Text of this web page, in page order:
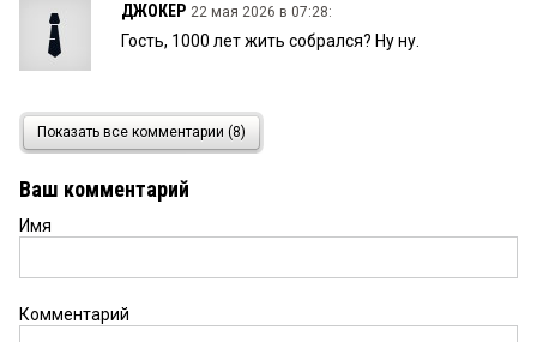
ДЖОКЕР 22 мая 2026 в 07:28:
Гость, 1000 лет жить собрался? Ну ну.
21 мая 2026 в 21:19:
Наблюдаешь? Чо такой злой то? Ну нравицо
Гость 21 мая 2026 в 20:35:
учить надоть. Без прошлого плоховато в
будущем
Показать все комментарии (8)
Ваш комментарий
Имя
Комментарий